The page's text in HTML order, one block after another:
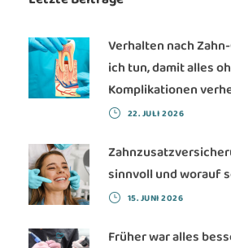
Verhalten nach Zahn-
ich tun, damit alles
Komplikationen
22. JULI 2026
sinnvoll und worauf
15. JUNI 2026
Früher war alles